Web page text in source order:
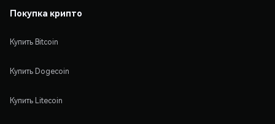
Покупка крипто
Купить Bitcoin
Купить Dogecoin
Купить Litecoin